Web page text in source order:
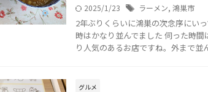
2025/1/23 ラーメン, 鴻巣市
2年ぶりくらいに鴻巣の次念序にい
時はかなり並んでました 伺った時
り人気のあるお店ですね。外まで並
グルメ